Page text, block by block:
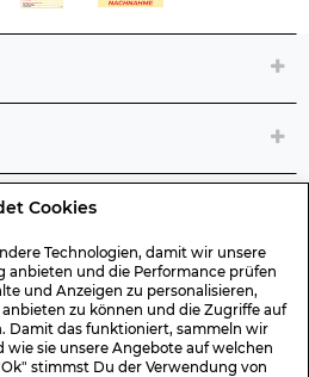
Cookies
Technologien, damit wir unsere
anbieten und die Performance prüfen
und Anzeigen zu personalisieren,
zu können und die Zugriffe auf
Damit das funktioniert, sammeln wir
wie sie unsere Angebote auf welchen
stimmst Du der Verwendung von